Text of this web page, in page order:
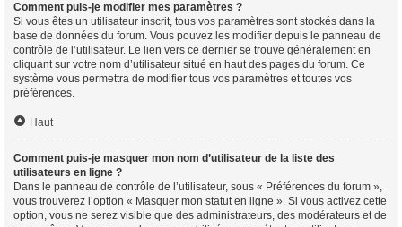
Comment puis-je modifier mes paramètres ?
Si vous êtes un utilisateur inscrit, tous vos paramètres sont stockés dans la
base de données du forum. Vous pouvez les modifier depuis le panneau de
contrôle de l’utilisateur. Le lien vers ce dernier se trouve généralement en
cliquant sur votre nom d’utilisateur situé en haut des pages du forum. Ce
système vous permettra de modifier tous vos paramètres et toutes vos
préférences.
Haut
Comment puis-je masquer mon nom d’utilisateur de la liste des
utilisateurs en ligne ?
Dans le panneau de contrôle de l’utilisateur, sous « Préférences du forum »,
vous trouverez l’option « Masquer mon statut en ligne ». Si vous activez cette
option, vous ne serez visible que des administrateurs, des modérateurs et de